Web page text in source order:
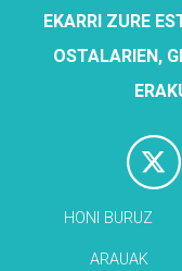
EKARRI ZURE
OSTALARIEN,
HONI BURUZ
ARAUAK